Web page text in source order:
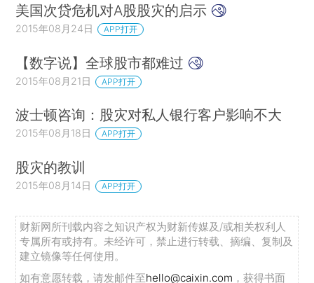
美国次贷危机对A股股灾的启示
2015年08月24日 APP打开
【数字说】全球股市都难过
2015年08月21日 APP打开
波士顿咨询：股灾对私人银行客户影响不大
2015年08月18日 APP打开
股灾的教训
2015年08月14日 APP打开
财新网所刊载内容之知识产权为财新传媒及/或相关权利人
专属所有或持有。未经许可，禁止进行转载、摘编、复制及
建立镜像等任何使用。
如有意愿转载，请发邮件至hello@caixin.com ，获得书面